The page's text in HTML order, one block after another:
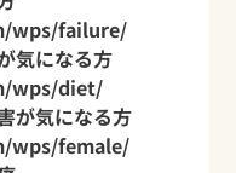
wps/failure/
気になる方
wps/diet/
が気になる方
wps/female/